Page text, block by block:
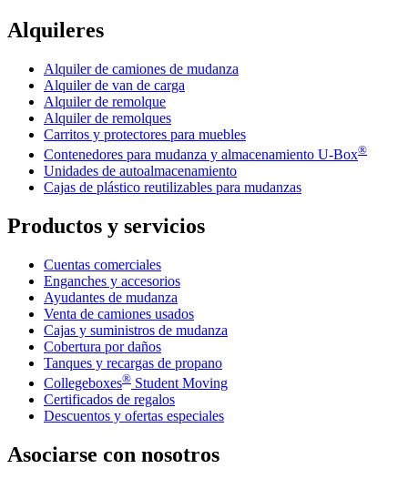
Alquileres
Alquiler de camiones de mudanza
Alquiler de van de carga
Alquiler de remolque
Alquiler de remolques
Carritos y protectores para muebles
Contenedores para mudanza y almacenamiento U-Box®
Unidades de autoalmacenamiento
Cajas de plástico reutilizables para mudanzas
Productos y servicios
Cuentas comerciales
Enganches y accesorios
Ayudantes de mudanza
Venta de camiones usados
Cajas y suministros de mudanza
Cobertura por daños
Tanques y recargas de propano
Collegeboxes® Student Moving
Certificados de regalos
Descuentos y ofertas especiales
Asociarse con nosotros